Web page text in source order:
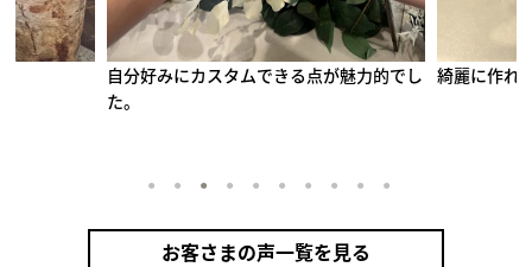
10月 トルマリン 12月 タンザナイト
カラーリング（アンティークゴールド）
自分好みにカスタムできる点が魅力的でし
た。
綺麗に作れ
1 2 3 4 5 6 7 8 9 10
お客さまの声一覧を見る